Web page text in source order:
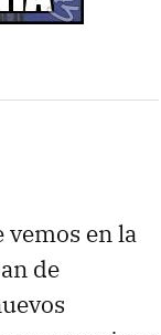
vemos en la
de